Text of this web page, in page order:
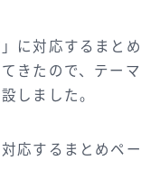
に対応するまとめ
きたので、テーマ
しました。
応するまとめペー